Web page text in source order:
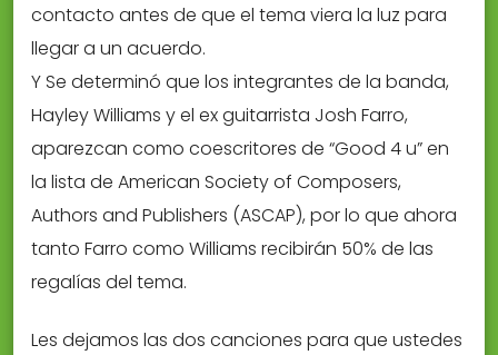
contacto antes de que el tema viera la luz para
llegar a un acuerdo.
Y Se determinó que los integrantes de la banda,
Hayley Williams y el ex guitarrista Josh Farro,
aparezcan como coescritores de “Good 4 u” en
la lista de American Society of Composers,
Authors and Publishers (ASCAP), por lo que ahora
tanto Farro como Williams recibirán 50% de las
regalías del tema.
Les dejamos las dos canciones para que ustedes